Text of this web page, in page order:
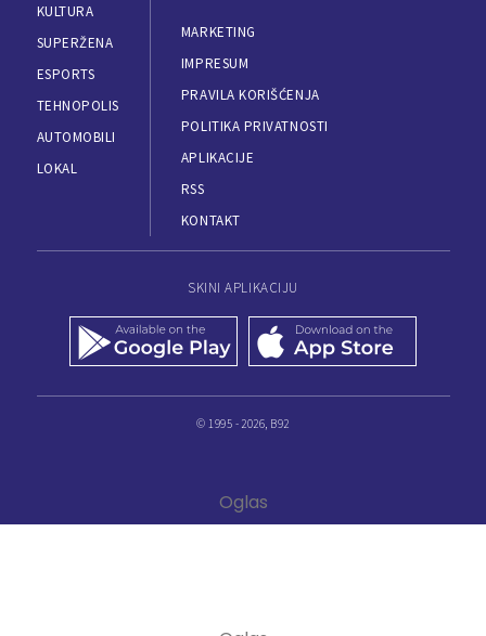
KULTURA
SUPERŽENA
ESPORTS
TEHNOPOLIS
AUTOMOBILI
LOKAL
MARKETING
IMPRESUM
PRAVILA KORIŠĆENJA
POLITIKA PRIVATNOSTI
APLIKACIJE
RSS
KONTAKT
SKINI APLIKACIJU
© 1995 - 2026, B92